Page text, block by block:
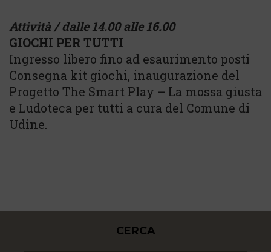
Attività / dalle 14.00 alle 16.00
GIOCHI PER TUTTI
Ingresso libero fino ad esaurimento posti
Consegna kit giochi, inaugurazione del
Progetto The Smart Play – La mossa giusta
e Ludoteca per tutti a cura del Comune di
Udine.
CERCA